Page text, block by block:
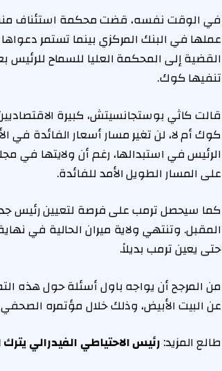
في الوقت نفسه، قضت محكمة استئناف
عملها في البنك المركزي بينما تستمر
القضية إلى المحكمة العليا للسماح للرئيس
تنفيها كوك.
قالت كاثي بوستجانسيتش، كبيرة
كوك أم لا، لن تغير مسار أسعار الفائدة في
على المسار الطويل الأمد للفائدة.
كما سيحصل ترمب على فرصة لتعيين رئيس
المقبل. وتنتهي ولاية ميران الحالية في
حتى يعين ترمب بديلاً.
من المرجح أن يواجه باول أسئلة حول هذه
عن البيت الأبيض، وذلك خلال مؤتمره
طالع المزيد: رئيس الاحتياطي الفيدرالي